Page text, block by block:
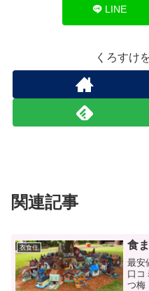
LINE
くろすけ
関連記事
衣食住 食
最安
口コ
つ梅